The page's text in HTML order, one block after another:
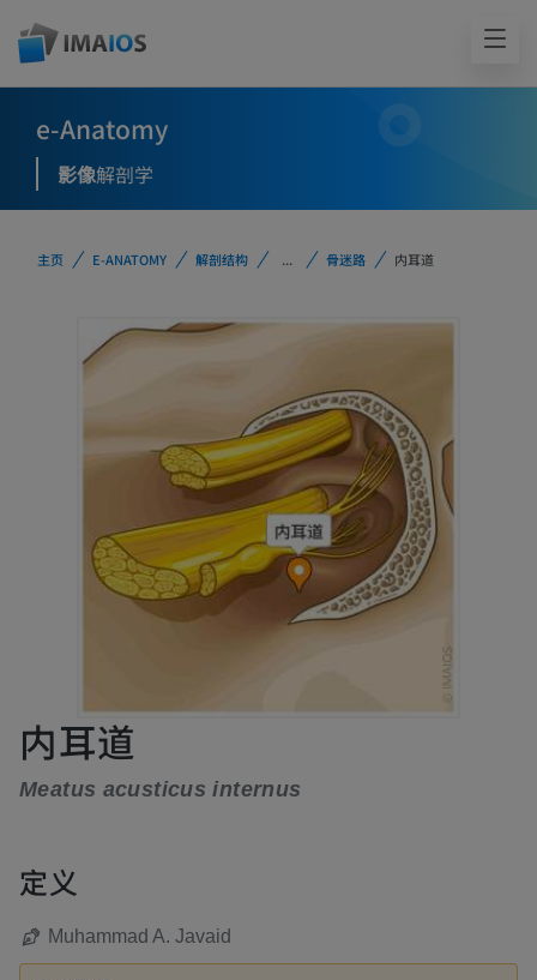
e-Anatomy
影像解剖学
主页 E-ANATOMY 解剖结构 ... 骨迷路 内耳道
内耳道
Meatus acusticus internus
定义
Muhammad A. Javaid